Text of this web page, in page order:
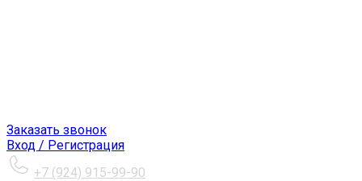
Заказать звонок
Вход / Регистрация
+7 (924) 915-99-90